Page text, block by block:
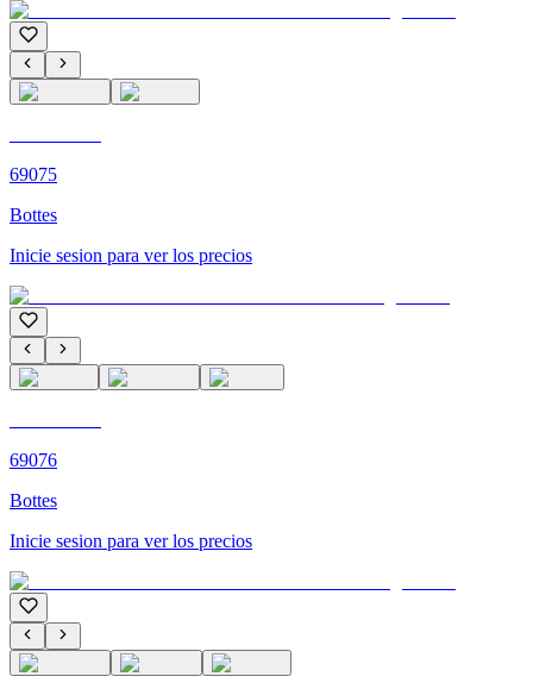
69075
Bottes
Inicie sesion para ver los precios
69076
Bottes
Inicie sesion para ver los precios